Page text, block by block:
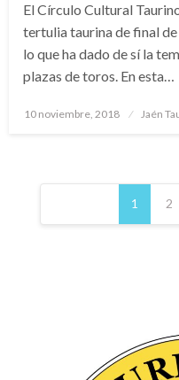
El Círculo Cultural
tertulia taurina de final
lo que ha dado de sí la
plazas de toros. En esta…
Publicado
10 noviembre, 2018 Jaén
Navegación
entradas
1 2